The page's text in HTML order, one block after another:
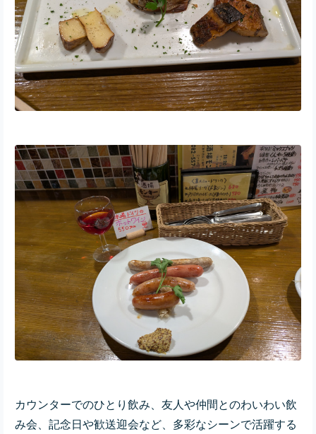
カウンターでのひとり飲み、友人や仲間とのわいわい飲
み会、記念日や歓送迎会など、多彩なシーンで活躍する